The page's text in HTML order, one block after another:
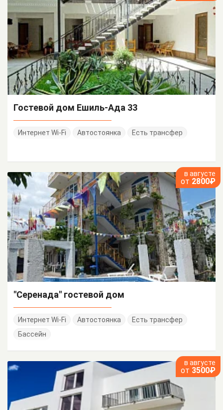
Гостевой дом Ешиль-Ада 33
Интернет Wi-Fi Автостоянка Есть трансфер
в августе
от 2800₽
"Серенада" гостевой дом
Интернет Wi-Fi Автостоянка
Есть трансфер
Бассейн
в августе
от 3500₽